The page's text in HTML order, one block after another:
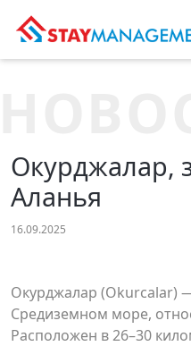
Окурджалар,
Аланья
16.09.2025
Окурджалар (Okurcalar)
Средиземном море,
Расположен в 26–30